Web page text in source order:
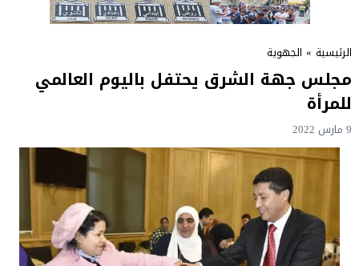
الرئيسية » الجهوية
مجلس جهة الشرق يحتفل باليوم العالمي
للمرأة
9 مارس 2022